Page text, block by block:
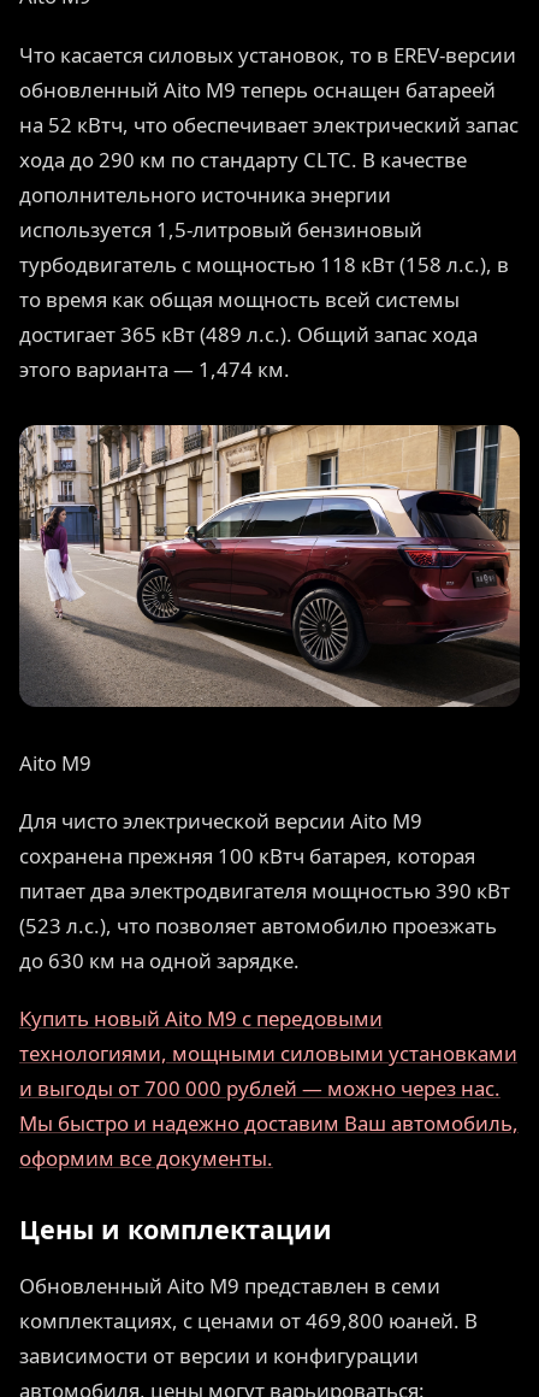
Что касается силовых установок, то в EREV-версии
обновленный Aito M9 теперь оснащен батареей
на 52 кВтч, что обеспечивает электрический запас
хода до 290 км по стандарту CLTC. В качестве
дополнительного источника энергии
используется 1,5-литровый бензиновый
турбодвигатель с мощностью 118 кВт (158 л.с.), в
то время как общая мощность всей системы
достигает 365 кВт (489 л.с.). Общий запас хода
этого варианта — 1,474 км.
Aito M9
Для чисто электрической версии Aito M9
сохранена прежняя 100 кВтч батарея, которая
питает два электродвигателя мощностью 390 кВт
(523 л.с.), что позволяет автомобилю проезжать
до 630 км на одной зарядке.
Купить новый Aito M9 с передовыми
технологиями, мощными силовыми установками
и выгоды от 700 000 рублей — можно через нас.
Мы быстро и надежно доставим Ваш автомобиль,
оформим все документы.
Цены и комплектации
Обновленный Aito M9 представлен в семи
комплектациях, с ценами от 469,800 юаней. В
зависимости от версии и конфигурации
автомобиля, цены могут варьироваться: